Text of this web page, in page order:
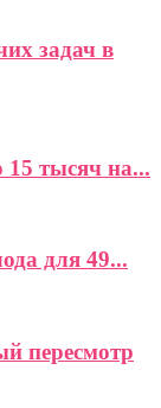
задач в
тысяч на...
для 49...
пересмотр